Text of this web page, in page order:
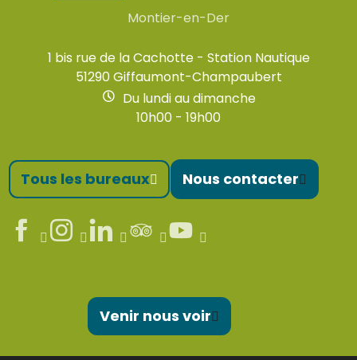
Montier-en-Der
1 bis rue de la Cachotte - Station Nautique
51290 Giffaumont-Champaubert
Du lundi au dimanche
10h00 - 19h00
Tous les bureaux Nous contacter
Venir nous voir